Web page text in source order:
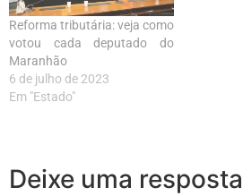
Reforma tributária: veja como
votou cada deputado do
Maranhão
6 de julho de 2023
Em "Estado"
Deixe uma resposta